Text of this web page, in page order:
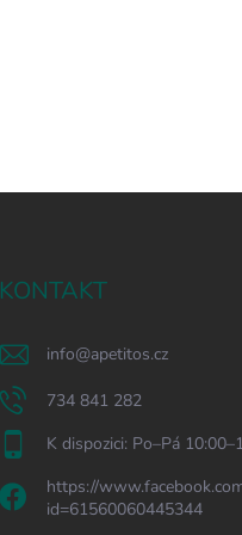
KONTAKT
info@apetitos.cz
734 841 282
K dispozici: Po–Pá
https://
id=61560060445344